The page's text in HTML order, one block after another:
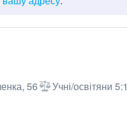
56 Учні/освітяни 5:1